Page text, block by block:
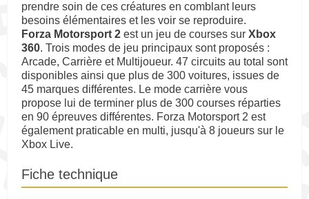
prendre soin de ces créatures en comblant leurs
besoins élémentaires et les voir se reproduire.
Forza Motorsport 2 est un jeu de courses sur Xbox
360. Trois modes de jeu principaux sont proposés :
Arcade, Carrière et Multijoueur. 47 circuits au total sont
disponibles ainsi que plus de 300 voitures, issues de
45 marques différentes. Le mode carrière vous
propose lui de terminer plus de 300 courses réparties
en 90 épreuves différentes. Forza Motorsport 2 est
également praticable en multi, jusqu'à 8 joueurs sur le
Xbox Live.
Fiche technique